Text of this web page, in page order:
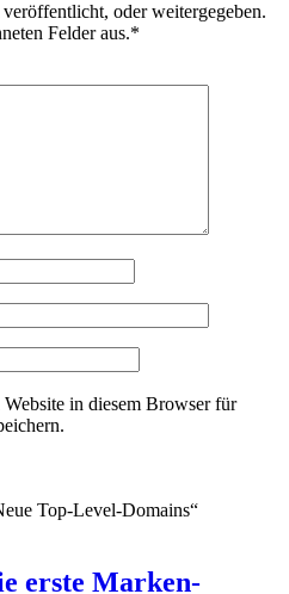
oder weitergegeben.
Felder aus.*
in diesem Browser für
Top-Level-Domains“
erste Marken-